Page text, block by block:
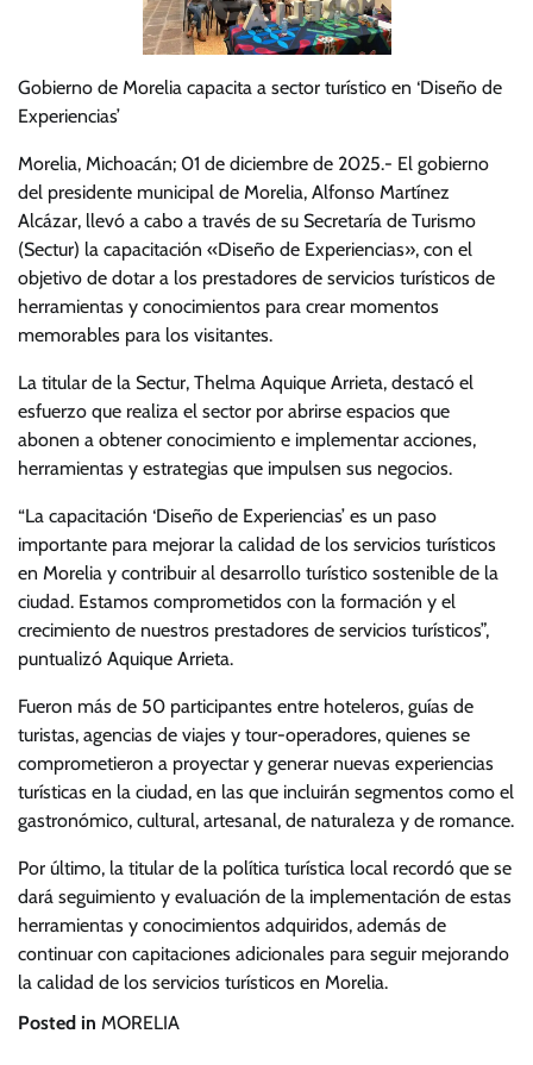
Gobierno de Morelia capacita a sector turístico en ‘Diseño de
Experiencias’
Morelia, Michoacán; 01 de diciembre de 2025.- El gobierno
del presidente municipal de Morelia, Alfonso Martínez
Alcázar, llevó a cabo a través de su Secretaría de Turismo
(Sectur) la capacitación «Diseño de Experiencias», con el
objetivo de dotar a los prestadores de servicios turísticos de
herramientas y conocimientos para crear momentos
memorables para los visitantes.
La titular de la Sectur, Thelma Aquique Arrieta, destacó el
esfuerzo que realiza el sector por abrirse espacios que
abonen a obtener conocimiento e implementar acciones,
herramientas y estrategias que impulsen sus negocios.
“La capacitación ‘Diseño de Experiencias’ es un paso
importante para mejorar la calidad de los servicios turísticos
en Morelia y contribuir al desarrollo turístico sostenible de la
ciudad. Estamos comprometidos con la formación y el
crecimiento de nuestros prestadores de servicios turísticos”,
puntualizó Aquique Arrieta.
Fueron más de 50 participantes entre hoteleros, guías de
turistas, agencias de viajes y tour-operadores, quienes se
comprometieron a proyectar y generar nuevas experiencias
turísticas en la ciudad, en las que incluirán segmentos como el
gastronómico, cultural, artesanal, de naturaleza y de romance.
Por último, la titular de la política turística local recordó que se
dará seguimiento y evaluación de la implementación de estas
herramientas y conocimientos adquiridos, además de
continuar con capitaciones adicionales para seguir mejorando
la calidad de los servicios turísticos en Morelia.
Posted in MORELIA